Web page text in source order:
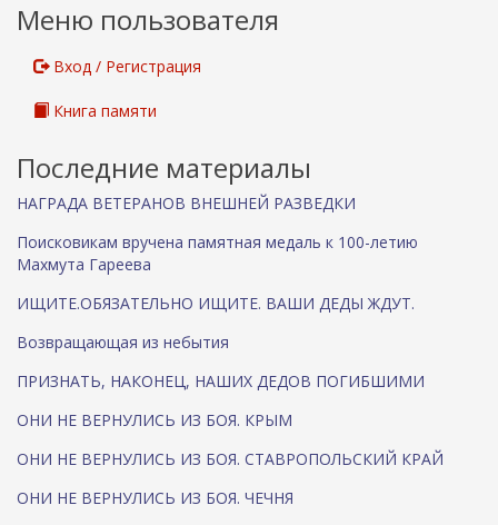
Меню пользователя
Вход / Регистрация
Книга памяти
Последние материалы
НАГРАДА ВЕТЕРАНОВ ВНЕШНЕЙ РАЗВЕДКИ
Поисковикам вручена памятная медаль к 100-летию
Махмута Гареева
ИЩИТЕ.ОБЯЗАТЕЛЬНО ИЩИТЕ. ВАШИ ДЕДЫ ЖДУТ.
Возвращающая из небытия
ПРИЗНАТЬ, НАКОНЕЦ, НАШИХ ДЕДОВ ПОГИБШИМИ
ОНИ НЕ ВЕРНУЛИСЬ ИЗ БОЯ. КРЫМ
ОНИ НЕ ВЕРНУЛИСЬ ИЗ БОЯ. СТАВРОПОЛЬСКИЙ КРАЙ
ОНИ НЕ ВЕРНУЛИСЬ ИЗ БОЯ. ЧЕЧНЯ